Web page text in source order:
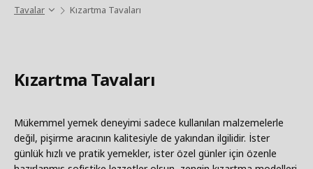
Tavalar Kızartma Tavaları
Kızartma Tavaları
Mükemmel yemek deneyimi sadece kullanılan malzemelerle
değil, pişirme aracının kalitesiyle de yakından ilgilidir. İster
günlük hızlı ve pratik yemekler, ister özel günler için özenle